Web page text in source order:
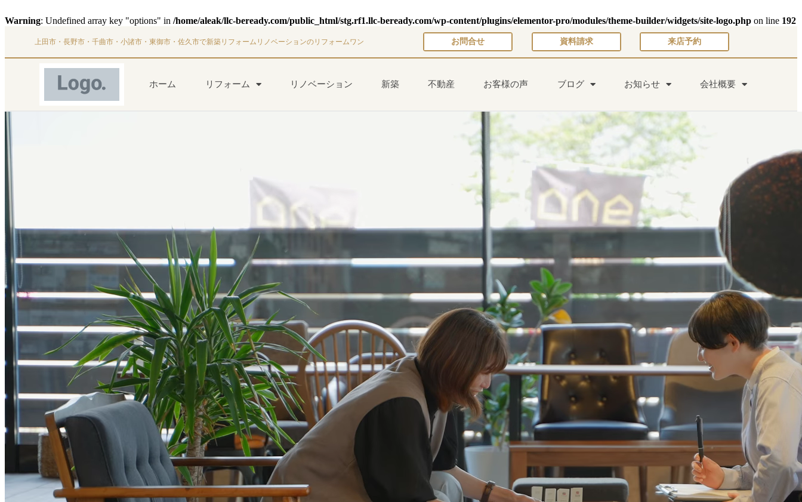
Warning: Undefined array key "options" in /home/aleak/llc-beready.com/public_html/stg.rf1.llc-beready.com/wp-content/plugins/elementor-pro/modules/theme-builder/widgets/site-logo.php on line 192
上田市・長野市・千曲市・小諸市・東御市・佐久市で新築リフォームリノベーションのリフォームワン お問合せ 資料請求 来店予約
ホーム リフォーム リノベーション 新築 不動産 お客様の声 ブログ お知らせ 会社概要